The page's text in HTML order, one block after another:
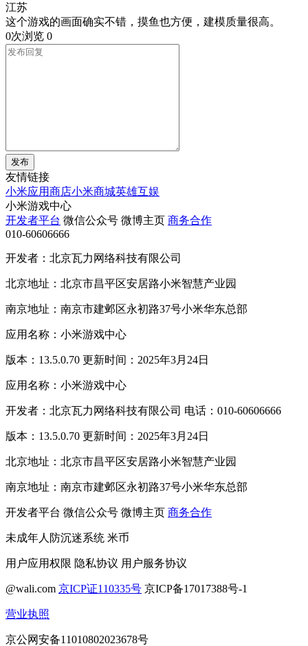
江苏
这个游戏的画面确实不错，摸鱼也方便，建模质量很高。
0次浏览 0
发布
友情链接
小米应用商店小米商城英雄互娱
小米游戏中心
开发者平台 微信公众号 微博主页 商务合作
010-60606666
开发者：北京瓦力网络科技有限公司
北京地址：北京市昌平区安居路小米智慧产业园
南京地址：南京市建邺区永初路37号小米华东总部
应用名称：小米游戏中心
版本：13.5.0.70 更新时间：2025年3月24日
应用名称：小米游戏中心
开发者：北京瓦力网络科技有限公司 电话：010-60606666
版本：13.5.0.70 更新时间：2025年3月24日
北京地址：北京市昌平区安居路小米智慧产业园
南京地址：南京市建邺区永初路37号小米华东总部
开发者平台 微信公众号 微博主页 商务合作
未成年人防沉迷系统 米币
用户应用权限 隐私协议 用户服务协议
@wali.com 京ICP证110335号 京ICP备17017388号-1
营业执照
京公网安备11010802023678号